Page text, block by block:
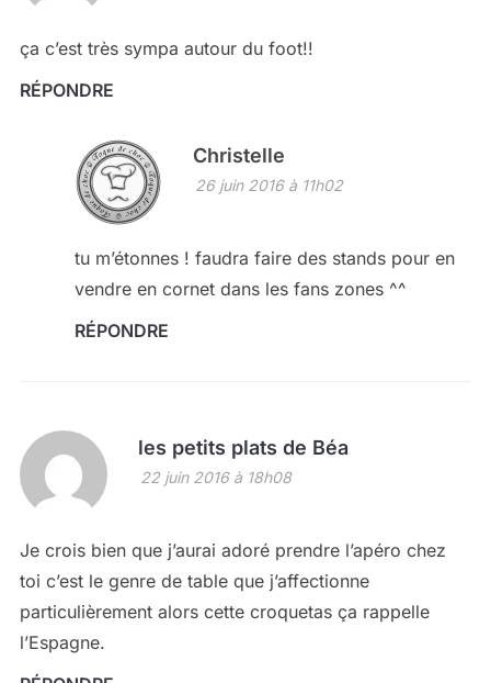
ça c’est très sympa autour du foot!!
RÉPONDRE
Christelle
26 juin 2016 à 11h02
tu m’étonnes ! faudra faire des stands pour en
vendre en cornet dans les fans zones ^^
RÉPONDRE
les petits plats de Béa
22 juin 2016 à 18h08
Je crois bien que j’aurai adoré prendre l’apéro chez
toi c’est le genre de table que j’affectionne
particulièrement alors cette croquetas ça rappelle
l’Espagne.